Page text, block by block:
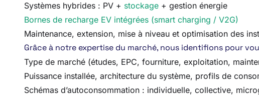
Systèmes hybrides : PV + stockage + gestion énergie
Bornes de recharge EV intégrées (smart charging / V2G)
Maintenance, extension, mise à niveau et optimisation des
Grâce à notre expertise du marché, nous identifions pour
Type de marché (études, EPC, fourniture, exploitation,
Puissance installée, architecture du système, profils de
Schémas d’autoconsommation : individuelle, collective,